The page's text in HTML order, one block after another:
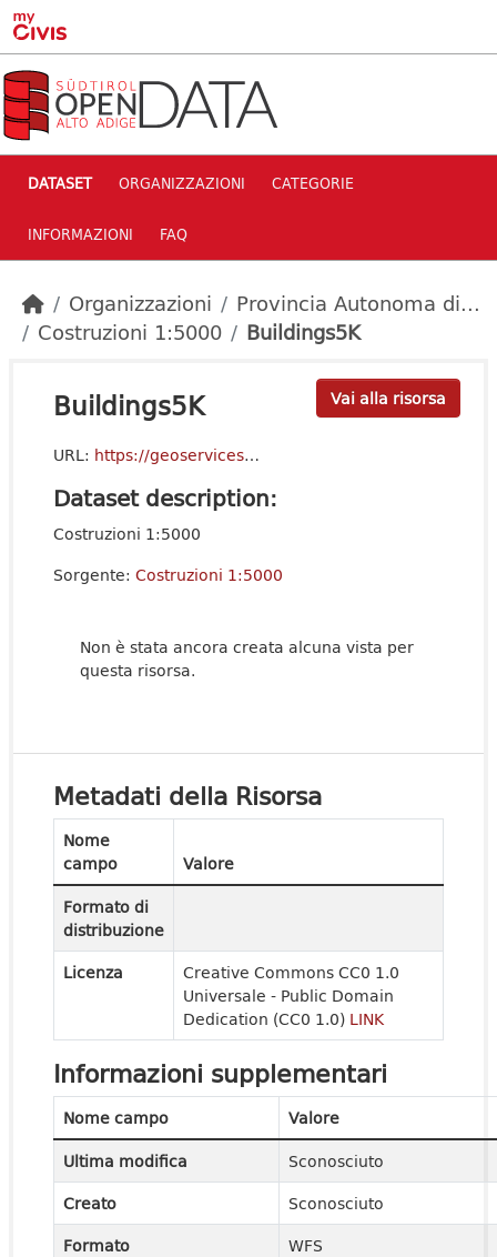
Skip to main content
DATASET ORGANIZZAZIONI CATEGORIE
INFORMAZIONI FAQ
Organizzazioni
Provincia Autonoma di...
Costruzioni 1:5000
Buildings5K
Vai alla risorsa
Buildings5K
URL: https://geoservices3.civis.bz.it/geoserver/f132-Common/ows?service=WFS&version=2.0.0&request=GetCapabilities
Dataset description:
Costruzioni 1:5000
Sorgente: Costruzioni 1:5000
Non è stata ancora creata alcuna vista per
questa risorsa.
Metadati della Risorsa
Nome
campo
Valore
Formato di
distribuzione
Licenza
Creative Commons CC0 1.0
Universale - Public Domain
Dedication (CC0 1.0) LINK
Informazioni supplementari
Nome campo
Valore
Ultima modifica
Sconosciuto
Creato
Sconosciuto
Formato
WFS